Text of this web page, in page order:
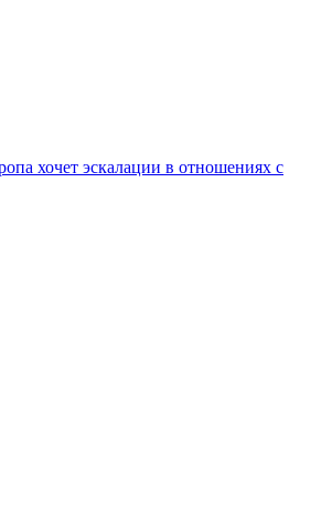
хочет эскалации в отношениях с